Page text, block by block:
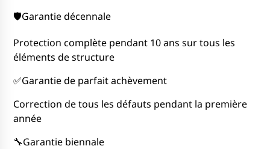
🛡️Garantie décennale
Protection complète pendant 10 ans sur tous les
éléments de structure
✅Garantie de parfait achèvement
Correction de tous les défauts pendant la première
année
🔧Garantie biennale